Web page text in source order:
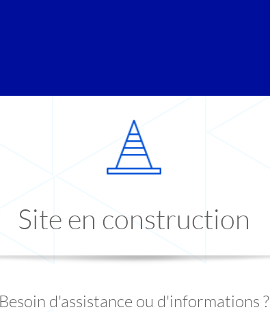
Site en construction
Besoin d'assistance ou d'informations ?